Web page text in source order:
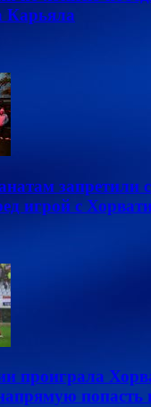
Карьяла
запретили
игрой с
проиграла